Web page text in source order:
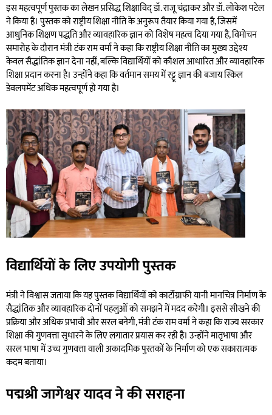
इस महत्वपूर्ण पुस्तक का लेखन प्रसिद्ध शिक्षाविद् डॉ. राजू चंद्राकर और डॉ. लोकेश पटेल
ने किया है। पुस्तक को राष्ट्रीय शिक्षा नीति के अनुरूप तैयार किया गया है, जिसमें
आधुनिक शिक्षण पद्धति और व्यावहारिक ज्ञान को विशेष महत्व दिया गया है, विमोचन
समारोह के दौरान मंत्री टंक राम वर्मा ने कहा कि राष्ट्रीय शिक्षा नीति का मुख्य उद्देश्य
केवल सैद्धांतिक ज्ञान देना नहीं, बल्कि विद्यार्थियों को कौशल आधारित और व्यावहारिक
शिक्षा प्रदान करना है। उन्होंने कहा कि वर्तमान समय में रट्टू ज्ञान की बजाय स्किल
डेवलपमेंट अधिक महत्वपूर्ण हो गया है।
विद्यार्थियों के लिए उपयोगी पुस्तक
मंत्री ने विश्वास जताया कि यह पुस्तक विद्यार्थियों को कार्टोग्राफी यानी मानचित्र निर्माण के
सैद्धांतिक और व्यावहारिक दोनों पहलुओं को समझने में मदद करेगी। इससे सीखने की
प्रक्रिया और अधिक प्रभावी और सरल बनेगी, मंत्री टंक राम वर्मा ने कहा कि राज्य सरकार
शिक्षा की गुणवत्ता सुधारने के लिए लगातार प्रयास कर रही है। उन्होंने मातृभाषा और
सरल भाषा में उच्च गुणवत्ता वाली अकादमिक पुस्तकों के निर्माण को एक सकारात्मक
कदम बताया।
पद्मश्री जागेश्वर यादव ने की सराहना